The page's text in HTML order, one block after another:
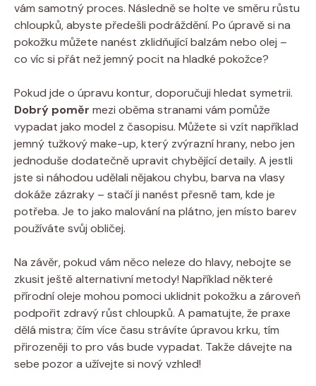
vám samotný proces. Následně se holte ve směru růstu
chloupků, abyste předešli podráždění. Po úpravě si na
pokožku můžete nanést zklidňující balzám nebo olej –
co víc si přát než jemný pocit na hladké pokožce?
Pokud jde o úpravu kontur, doporučuji hledat symetrii.
Dobrý poměr mezi oběma stranami vám pomůže
vypadat jako model z časopisu. Můžete si vzít například
jemný tužkový make-up, který zvýrazní hrany, nebo jen
jednoduše dodatečně upravit chybějící detaily. A jestli
jste si náhodou udělali nějakou chybu, barva na vlasy
dokáže zázraky – stačí ji nanést přesně tam, kde je
potřeba. Je to jako malování na plátno, jen místo barev
používáte svůj obličej.
Na závěr, pokud vám něco neleze do hlavy, nebojte se
zkusit ještě alternativní metody! Například některé
přírodní oleje mohou pomoci uklidnit pokožku a zároveň
podpořit zdravý růst chloupků. A pamatujte, že praxe
dělá mistra; čím více času strávíte úpravou krku, tím
přirozeněji to pro vás bude vypadat. Takže dávejte na
sebe pozor a užívejte si nový vzhled!